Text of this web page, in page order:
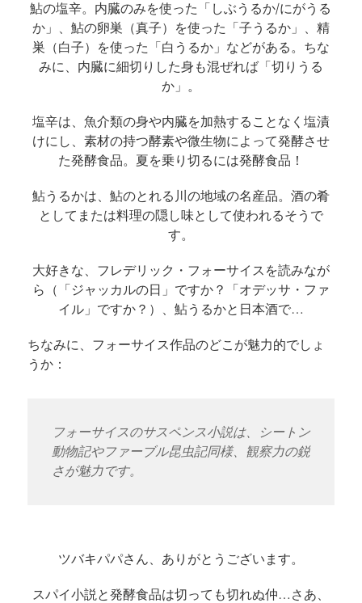
鮎の塩辛。内臓のみを使った「しぶうるか/にがうる
か」、鮎の卵巣（真子）を使った「子うるか」、精
巣（白子）を使った「白うるか」などがある。ちな
みに、内臓に細切りした身も混ぜれば「切りうる
か」。
塩辛は、魚介類の身や内臓を加熱することなく塩漬
けにし、素材の持つ酵素や微生物によって発酵させ
た発酵食品。夏を乗り切るには発酵食品！
鮎うるかは、鮎のとれる川の地域の名産品。酒の肴
としてまたは料理の隠し味として使われるそうで
す。
大好きな、フレデリック・フォーサイスを読みなが
ら（「ジャッカルの日」ですか？「オデッサ・ファ
イル」ですか？）、鮎うるかと日本酒で…
ちなみに、フォーサイス作品のどこが魅力的でしょ
うか：
フォーサイスのサスペンス小説は、シートン
動物記やファーブル昆虫記同様、観察力の鋭
さが魅力です。
ツバキパパさん、ありがとうございます。
スパイ小説と発酵食品は切っても切れぬ仲…さあ、